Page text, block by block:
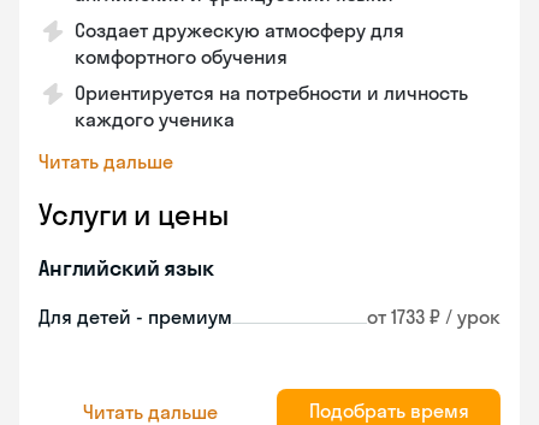
Создает дружескую атмосферу для
комфортного обучения
Ориентируется на потребности и личность
каждого ученика
Читать дальше
Услуги и цены
Английский язык
Для детей - премиум от 1733 ₽ / урок
Читать дальше Подобрать время